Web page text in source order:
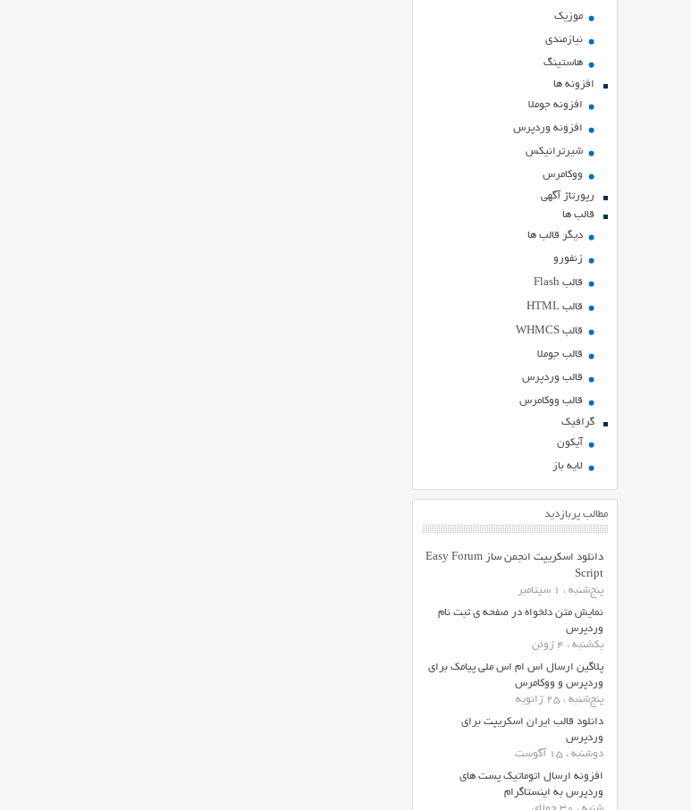
موزیک
نیازمندی
هاستينگ
افزونه ها
افزونه جوملا
افزونه وردپرس
شیرترانیکس
ووکامرس
رپورتاژ آگهی
قالب ها
دیگر قالب ها
زنفورو
قالب Flash
قالب HTML
قالب WHMCS
قالب جوملا
قالب وردپرس
قالب ووکامرس
گرافیک
آیکون
لایه باز
مطالب پربازدید
دانلود اسکریپت انجمن ساز Easy Forum
Script
پنج‌شنبه ، 1 سپتامبر
نمایش متن دلخواه در صفحه ی ثبت نام
وردپرس
یکشنبه ، 4 ژوئن
پلاگین ارسال اس ام اس ملی پیامک برای
وردپرس و ووکامرس
پنج‌شنبه ، 25 ژانویه
دانلود قالب ایران اسکریپت برای
وردپرس
دوشنبه ، 15 آگوست
افزونه ارسال اتوماتیک پست های
وردپرس به اینستاگرام